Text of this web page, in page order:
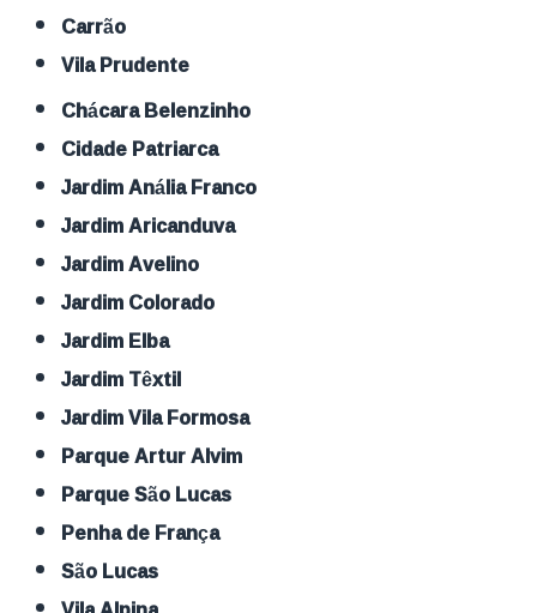
Carrão
Vila Prudente
Chácara Belenzinho
Cidade Patriarca
Jardim Anália Franco
Jardim Aricanduva
Jardim Avelino
Jardim Colorado
Jardim Elba
Jardim Têxtil
Jardim Vila Formosa
Parque Artur Alvim
Parque São Lucas
Penha de França
São Lucas